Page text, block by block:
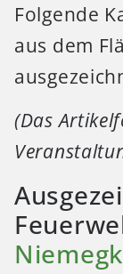
Folgende
aus dem
(Das
Niemegk